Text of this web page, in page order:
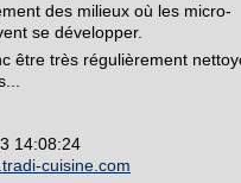
des milieux où les micro-
se développer.
être très régulièrement
14:08:24
cuisine.com